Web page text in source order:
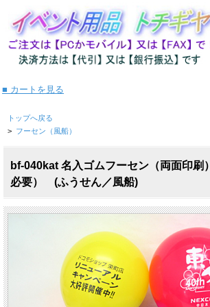
■ カートを見る
トップへ戻る
> フーセン（風船）
bf-040kat 名入ゴムフーセン（両面印刷
必要） (ふうせん／風船)